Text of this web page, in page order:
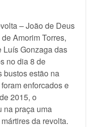
– João de Deus
Amorim Torres,
Luís Gonzaga das
no dia 8 de
bustos estão na
enforcados e
2015, o
na praça uma
da revolta.